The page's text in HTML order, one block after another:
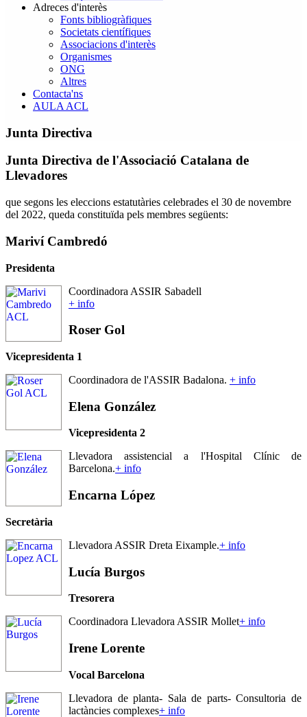
Adreces d'interès
Fonts bibliogràfiques
Societats científiques
Associacions d'interès
Organismes
ONG
Altres
Contacta'ns
AULA ACL
Junta Directiva
Junta Directiva de l'Associació Catalana de
Llevadores
que segons les eleccions estatutàries celebrades el 30 de novembre
del 2022, queda constituïda pels membres següents:
MarivíCambredó
Presidenta
Coordinadora ASSIR Sabadell
+ info
Roser Gol
Vicepresidenta 1
Coordinadora de l'ASSIR Badalona. + info
Elena González
Vicepresidenta 2
Llevadora assistencial a l'Hospital Clínic de
Barcelona.+ info
Encarna López
Secretària
Llevadora ASSIR Dreta Eixample.+ info
Lucía Burgos
Tresorera
Coordinadora Llevadora ASSIR Mollet+ info
Irene Lorente
Vocal Barcelona
Llevadora de planta- Sala de parts- Consultoria de
lactàncies complexes+ info